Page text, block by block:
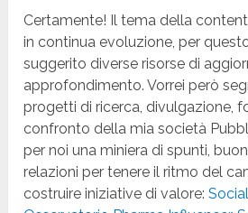
Certamente! Il tema della
in continua evoluzione, per
suggerito diverse risorse di
approfondimento. Vorrei però
progetti di ricerca, divulgazione,
confronto della mia società
per noi una miniera di spunti,
relazioni per tenere il ritmo del
costruire iniziative di valore: